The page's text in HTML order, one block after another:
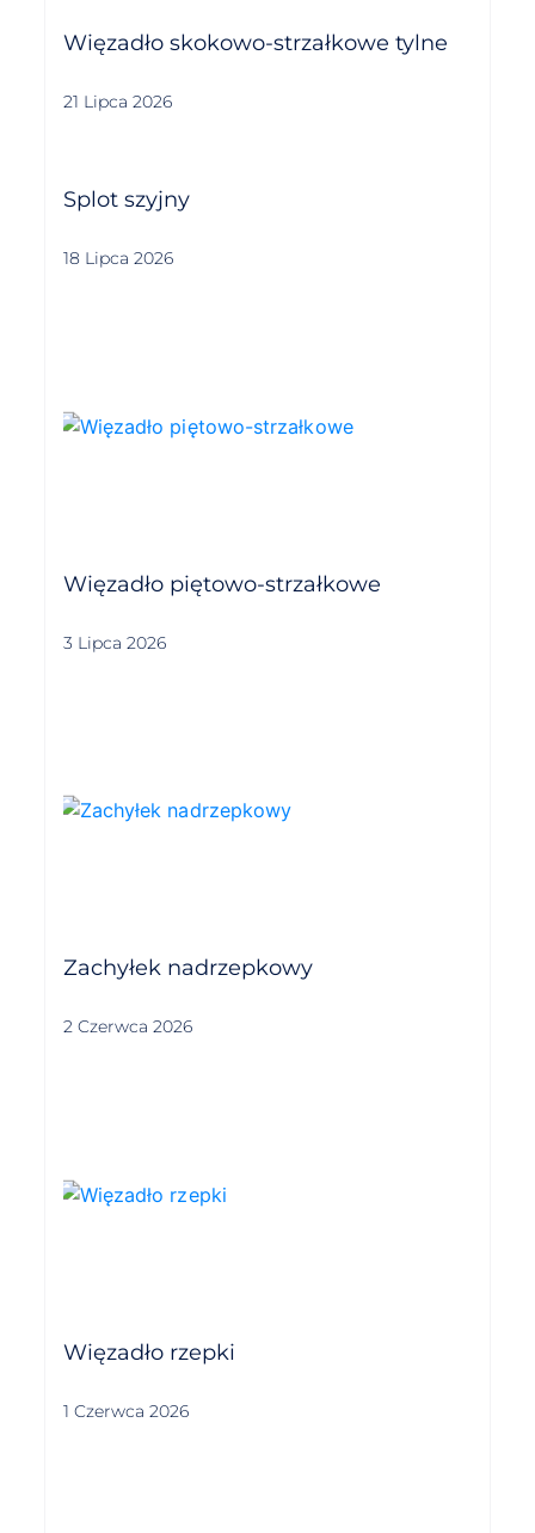
Więzadło skokowo-strzałkowe tylne
21 Lipca 2026
Splot szyjny
18 Lipca 2026
Więzadło piętowo-strzałkowe
3 Lipca 2026
Zachyłek nadrzepkowy
2 Czerwca 2026
Więzadło rzepki
1 Czerwca 2026